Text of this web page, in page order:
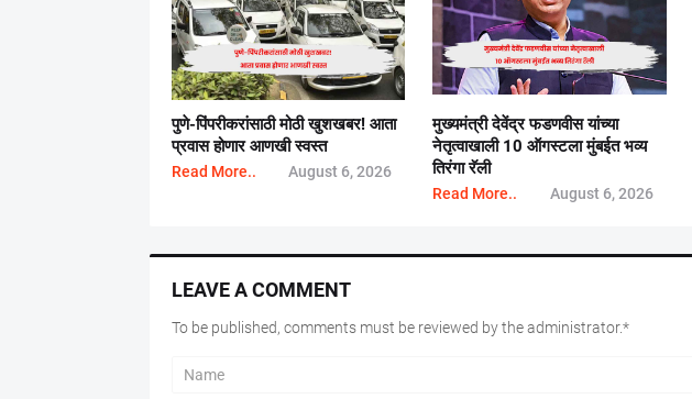
पुणे-पिंपरीकरांसाठी मोठी खुशखबर! आता
प्रवास होणार आणखी स्वस्त
Read More.. August 6, 2026
मुख्यमंत्री देवेंद्र फडणवीस यांच्या
नेतृत्वाखाली 10 ऑगस्टला मुंबईत भव्य
तिरंगा रॅली
Read More.. August 6, 2026
LEAVE A COMMENT
To be published, comments must be reviewed by the administrator.*